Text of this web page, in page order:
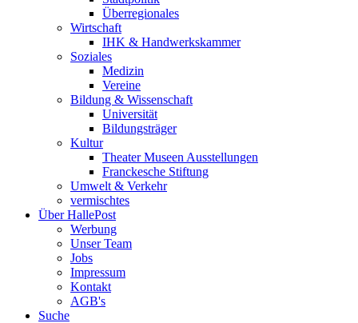
Überregionales
Wirtschaft
IHK & Handwerkskammer
Soziales
Medizin
Vereine
Bildung & Wissenschaft
Universität
Bildungsträger
Kultur
Theater Museen Ausstellungen
Franckesche Stiftung
Umwelt & Verkehr
vermischtes
Über HallePost
Werbung
Unser Team
Jobs
Impressum
Kontakt
AGB's
Suche